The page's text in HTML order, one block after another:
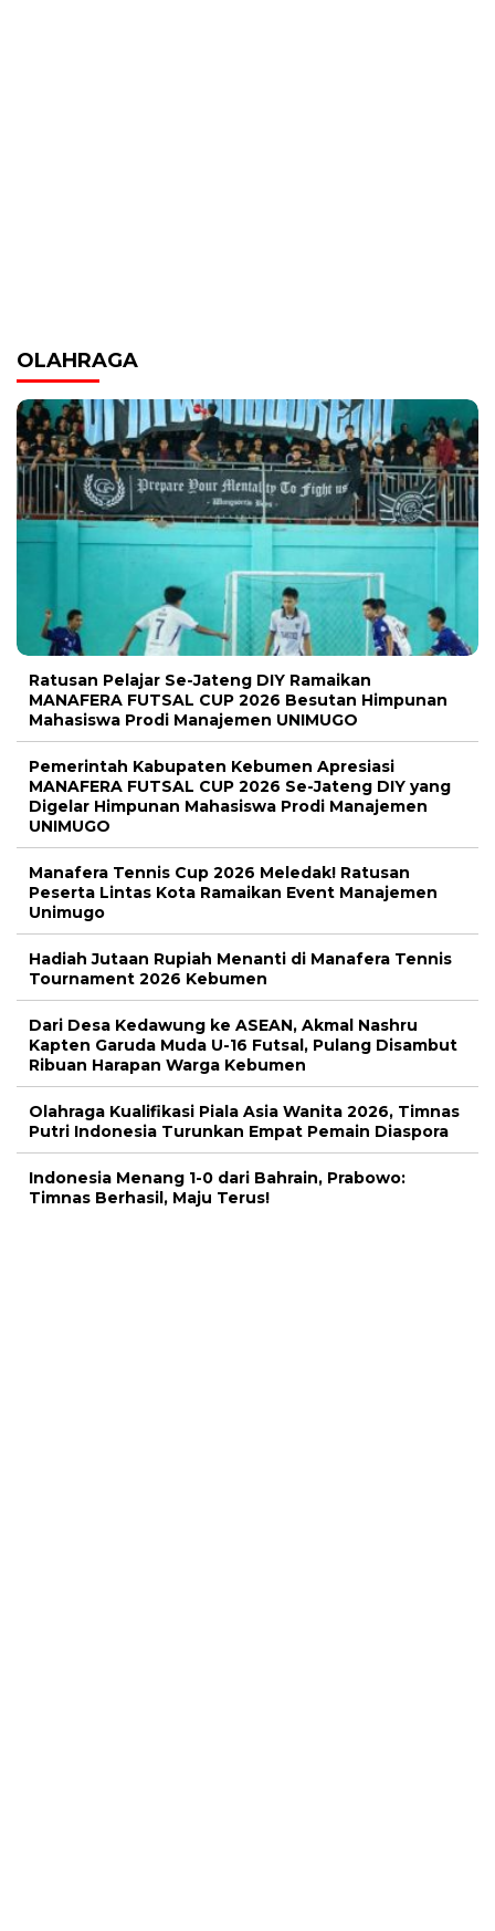
OLAHRAGA
Ratusan Pelajar Se-Jateng DIY Ramaikan
MANAFERA FUTSAL CUP 2026 Besutan Himpunan
Mahasiswa Prodi Manajemen UNIMUGO
Pemerintah Kabupaten Kebumen Apresiasi
MANAFERA FUTSAL CUP 2026 Se-Jateng DIY yang
Digelar Himpunan Mahasiswa Prodi Manajemen
UNIMUGO
Manafera Tennis Cup 2026 Meledak! Ratusan
Peserta Lintas Kota Ramaikan Event Manajemen
Unimugo
Hadiah Jutaan Rupiah Menanti di Manafera Tennis
Tournament 2026 Kebumen
Dari Desa Kedawung ke ASEAN, Akmal Nashru
Kapten Garuda Muda U-16 Futsal, Pulang Disambut
Ribuan Harapan Warga Kebumen
Olahraga Kualifikasi Piala Asia Wanita 2026, Timnas
Putri Indonesia Turunkan Empat Pemain Diaspora
Indonesia Menang 1-0 dari Bahrain, Prabowo:
Timnas Berhasil, Maju Terus!